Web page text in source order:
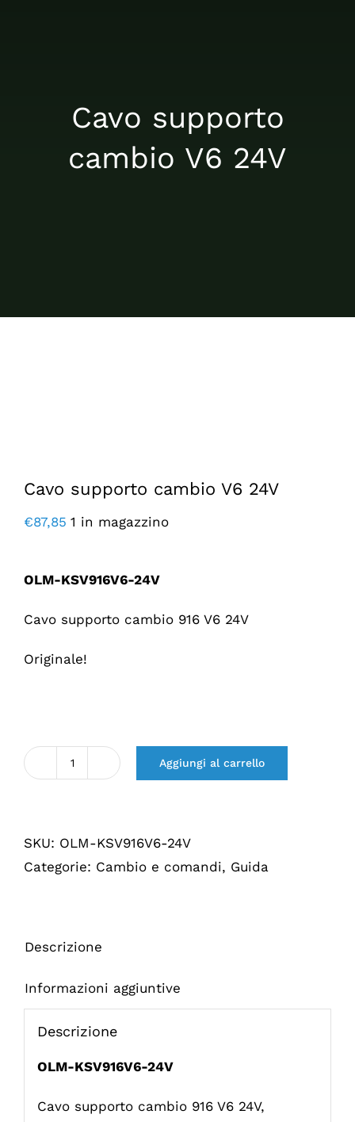
Contatto
Cavo supporto
cambio V6 24V
Cavo supporto cambio V6 24V
€87,85 1 in magazzino
OLM-KSV916V6-24V
Cavo supporto cambio 916 V6 24V
Originale!
Quantità
V6
24V
Aggiungi al carrello
SKU: OLM-KSV916V6-24V
Categorie: Cambio e comandi, Guida
Descrizione
Informazioni aggiuntive
Descrizione
OLM-KSV916V6-24V
Cavo supporto cambio 916 V6 24V,